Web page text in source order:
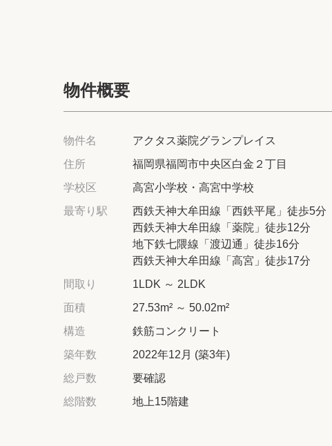
物件概要
物件名
アクタス薬院グランプレイス
住所
福岡県福岡市中央区白金２丁目
学校区
高宮小学校・高宮中学校
最寄り駅
西鉄天神大牟田線「西鉄平尾」徒歩5分
西鉄天神大牟田線「薬院」徒歩12分
地下鉄七隈線「渡辺通」徒歩16分
西鉄天神大牟田線「高宮」徒歩17分
間取り
1LDK ～ 2LDK
面積
27.53m² ～ 50.02m²
構造
鉄筋コンクリート
築年数
2022年12月 (築3年)
総戸数
要確認
総階数
地上15階建